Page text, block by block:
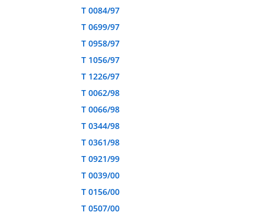
T 0084/97
T 0699/97
T 0958/97
T 1056/97
T 1226/97
T 0062/98
T 0066/98
T 0344/98
T 0361/98
T 0921/99
T 0039/00
T 0156/00
T 0507/00